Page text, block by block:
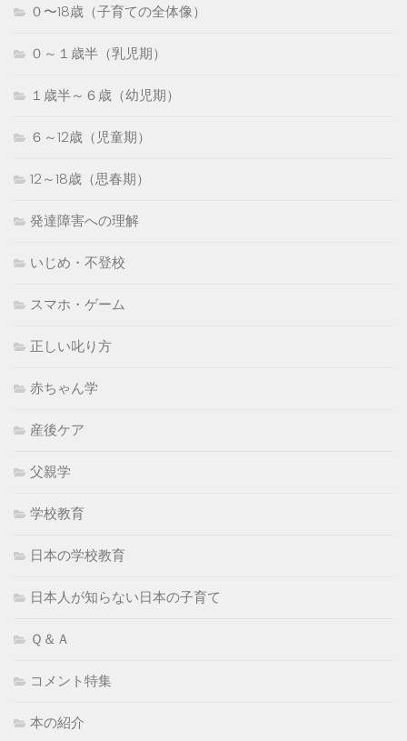
０〜18歳（子育ての全体像）
０～１歳半（乳児期）
１歳半～６歳（幼児期）
６～12歳（児童期）
12～18歳（思春期）
発達障害への理解
いじめ・不登校
スマホ・ゲーム
正しい叱り方
赤ちゃん学
産後ケア
父親学
学校教育
日本の学校教育
日本人が知らない日本の子育て
Ｑ＆Ａ
コメント特集
本の紹介